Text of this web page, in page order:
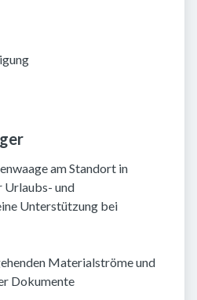
am Standort in
Urlaubs- und
Unterstützung bei
Materialströme und
Dokumente